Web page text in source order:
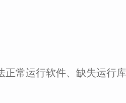
正常运行软件、缺失运行